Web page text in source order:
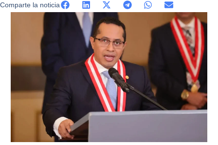
Comparte la noticia